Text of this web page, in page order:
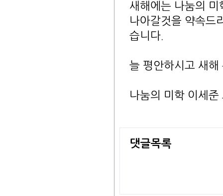
새해에는 나눔의
나아갈것을 약속드
습니다.
늘 평안하시고 새
나눔의 미학 이세
댓글목록